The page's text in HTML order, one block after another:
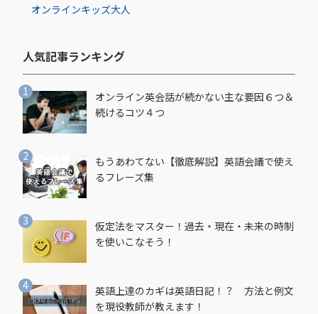
オンラインキッズ大人
人気記事ランキング​
オンライン英会話が続かない主な要因６つ＆
続けるコツ４つ
もうあわてない【徹底解説】英語会議で使え
るフレーズ集
仮定法をマスター！過去・現在・未来の時制
を使いこなそう！
英語上達のカギは英語日記！？ 方法と例文
を現役教師が教えます！